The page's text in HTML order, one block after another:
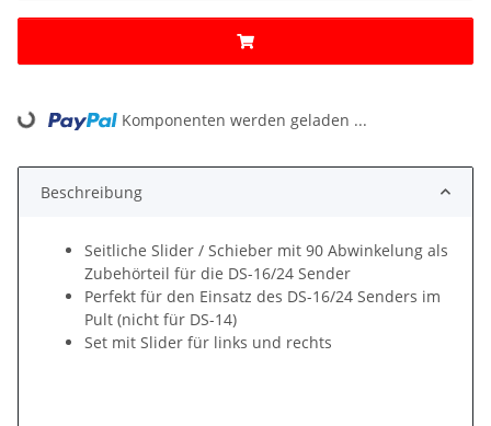
Loading... Komponenten werden geladen ...
Beschreibung
Seitliche Slider / Schieber mit 90 Abwinkelung als
Zubehörteil für die DS-16/24 Sender
Perfekt für den Einsatz des DS-16/24 Senders im
Pult (nicht für DS-14)
Set mit Slider für links und rechts